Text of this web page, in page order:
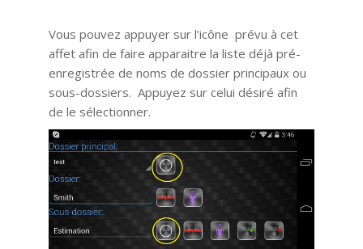
Vous pouvez appuyer sur l’icône prévu à cet
affet afin de faire apparaitre la liste déjà pré-
enregistrée de noms de dossier principaux ou
sous-dossiers. Appuyez sur celui désiré afin
de le sélectionner.